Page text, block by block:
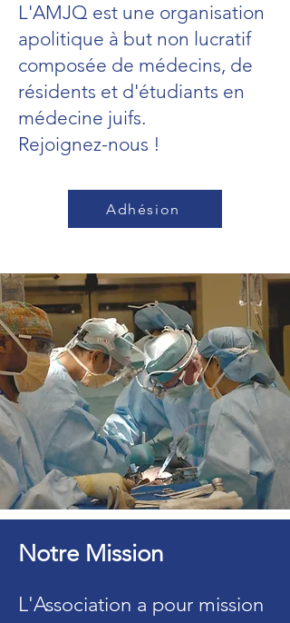
L'AMJQ est une organisation
apolitique à but non lucratif
composée de médecins, de
résidents et d'étudiants en
médecine juifs.
Rejoignez-nous !
Adhésion
Notre Mission
L'Association a pour mission